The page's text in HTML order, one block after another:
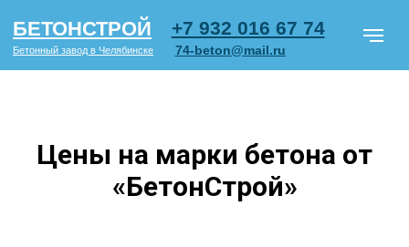
+7 932 016 67 74
74-beton@mail.ru
Марки бетона
БЕТОНСТРОЙ
Бетонный завод в Челябинске
Цены на марки бетона от
«БетонСтрой»